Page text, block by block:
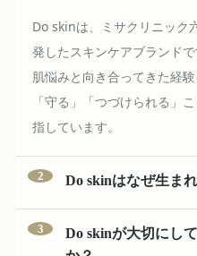
Do skinは、ミサクリニック
発したスキンケアブランド
肌悩みと向き合ってきた経
「守る」「つづけられる」
指しています。
2 Do skinはなぜ生ま
美容医療の施術だけでなく
を整えることが大切だと考
3
Do skinが大切にし